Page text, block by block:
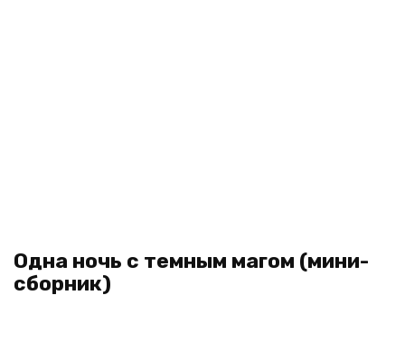
Одна ночь с темным магом (мини-
сборник)